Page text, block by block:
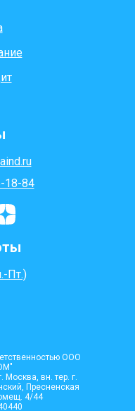
18-84
ООО
Москва, вн. тер. г.
Пресненская
4/44
Пт.)